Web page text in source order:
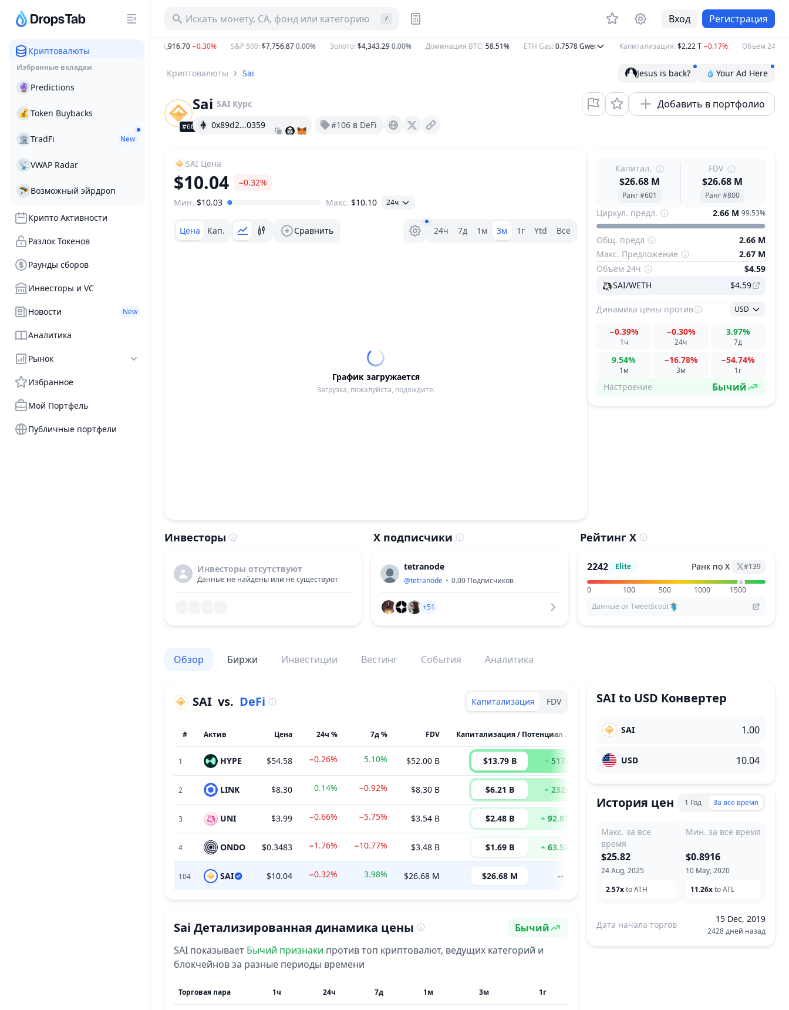
Криптовалюты
Избранные вкладки
🔮 Predictions
💰 Token Buybacks
🏛 TradFi New
📡 VWAP Radar
🪂 Возможный эйрдроп
Крипто Активности
Разлок Токенов
Раунды сборов
Инвесторы и VC
Новости New
Аналитика
Рынок
Избранное
Мой Портфель
Публичные портфели
Искать монету, CA, фонд или категорию / Вход Регистрация
$1,916.70−0.30% S&P 500:$7,756.870.00% Золото:$4,343.290.00% Доминация BTC:58.51% ETH Gas:0.7578Gwei Капитализация:$2.22 T−0.17% Объем 24ч:
Криптовалюты Sai Jesus is back? Your Ad Here
#601
Sai SAI Курс Добавить в портфолио
0x89d2...0359 #106 в DeFi X (Twitter)
SAI Цена
$10.04 −0.32%
Ценовой диапазон
Мин. $10.03 Макс. $10.10 24ч
Цена Кап. Сравнить Селектор диапазона.
24ч 7д 1м 3м 1г Ytd Все
График загружается
Загрузка, пожалуйста, подождите.
Капитал.
$26.68 M
Ранг #601
FDV
$26.68 M
Ранг #800
Циркул. предл. 2.66 M 99.53%
Общ. предл
2.66 M
Макс. Предложение
2.67 M
Объем 24ч
$4.59
SAI/WETH
$4.59
Динамика цены против USD
1ч
−0.39%
24ч
−0.30%
7д
3.97%
1м
9.54%
3м
−16.78%
1г
−54.74%
Настроение Бычий
Инвесторы
Инвесторы отсутствуют
Данные не найдены или не существуют
X подписчики
tetranode
@tetranode 0.00 Подписчиков
+51
Рейтинг X
2242 Elite Ранк по X #139
0 100 500 1000
1500
Данные от TweetScout
Обзор Биржи Инвестиции Вестинг События Аналитика
SAI vs. DeFi Капитализация FDV
# Актив Цена 24ч % 7д % FDV Капитализация / Потенциал Роста
1 HYPE $54.58 −0.26% 5.10% $52.00 B $13.79 B 517
2 LINK $8.30 0.14% −0.92% $8.30 B $6.21 B 232x
3 UNI $3.99 −0.66% −5.75% $3.54 B $2.48 B 92.97
4 ONDO $0.3483 −1.76% −10.77% $3.48 B $1.69 B 63.52
104 SAI $10.04 −0.32% 3.98% $26.68 M $26.68 M --
Sai Детализированная динамика цены Настроение
Бычий
SAI показывает Бычий признаки против топ криптовалют, ведущих категорий и
блокчейнов за разные периоды времени
Торговая пара 1ч 24ч 7д 1м 3м 1г
SAIto USD Конвертер
SAI
USD
История цен 1 Год За все время
Макс. за все
время
24 Aug, 2025
$25.82
2.57xto ATH
Мин. за все время
10 May, 2020
$0.8916
11.26xto ATL
Дата начала торгов
15 Dec, 2019
2428 дней назад